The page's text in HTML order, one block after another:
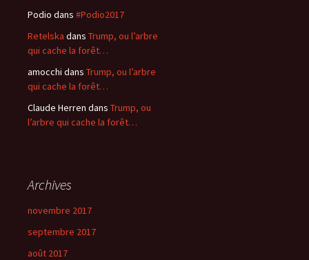
Podio dans #Podio2017
Retelska dans Trump, ou l’arbre
qui cache la forêt…
amocchi dans Trump, ou l’arbre
qui cache la forêt…
Claude Herren dans Trump, ou
l’arbre qui cache la forêt…
Archives
novembre 2017
septembre 2017
août 2017